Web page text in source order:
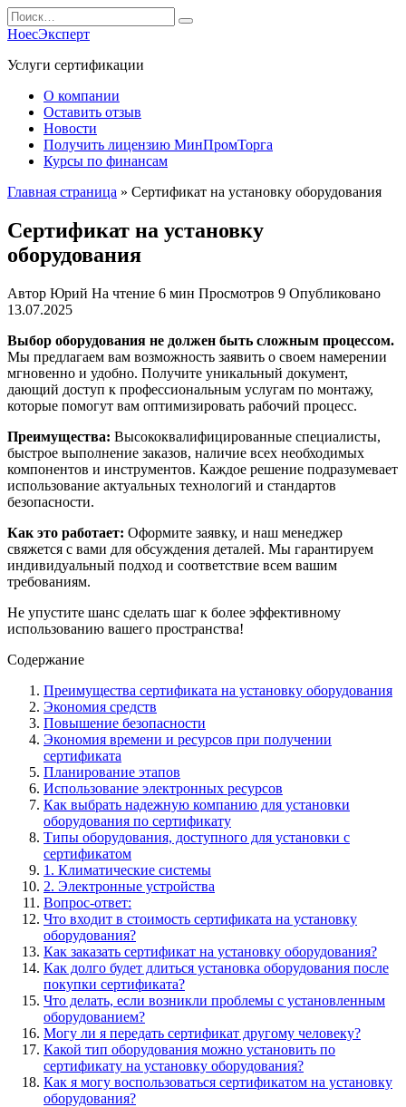
Перейти
к
содержанию
Search
for:
НоесЭксперт
Услуги сертификации
О компании
Оставить отзыв
Новости
Получить лицензию МинПромТорга
Курсы по финансам
Главная страница » Сертификат на установку оборудования
Сертификат на установку
оборудования
Автор Юрий На чтение 6 мин Просмотров 9 Опубликовано
13.07.2025
Выбор оборудования не должен быть сложным процессом.
Мы предлагаем вам возможность заявить о своем намерении
мгновенно и удобно. Получите уникальный документ,
дающий доступ к профессиональным услугам по монтажу,
которые помогут вам оптимизировать рабочий процесс.
Преимущества: Высококвалифицированные специалисты,
быстрое выполнение заказов, наличие всех необходимых
компонентов и инструментов. Каждое решение подразумевает
использование актуальных технологий и стандартов
безопасности.
Как это работает: Оформите заявку, и наш менеджер
свяжется с вами для обсуждения деталей. Мы гарантируем
индивидуальный подход и соответствие всем вашим
требованиям.
Не упустите шанс сделать шаг к более эффективному
использованию вашего пространства!
Содержание
Преимущества сертификата на установку оборудования
Экономия средств
Повышение безопасности
Экономия времени и ресурсов при получении
сертификата
Планирование этапов
Использование электронных ресурсов
Как выбрать надежную компанию для установки
оборудования по сертификату
Типы оборудования, доступного для установки с
сертификатом
1. Климатические системы
2. Электронные устройства
Вопрос-ответ:
Что входит в стоимость сертификата на установку
оборудования?
Как заказать сертификат на установку оборудования?
Как долго будет длиться установка оборудования после
покупки сертификата?
Что делать, если возникли проблемы с установленным
оборудованием?
Могу ли я передать сертификат другому человеку?
Какой тип оборудования можно установить по
сертификату на установку оборудования?
Как я могу воспользоваться сертификатом на установку
оборудования?